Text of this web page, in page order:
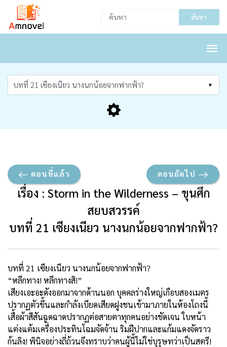
ค้นหา
ตอนที่แล้ว ตอนถัดไป
เรื่อง : Storm in the Wilderness – ขุนศึก
สยบสวรรค์
บทที่ 21 เซียงเนียว นางนกน้อยจากฟากฟ้า?
บทที่ 21 เซียงเนียว นางนกน้อยจากฟากฟ้า?
“หลีกทาง! หลีกทางสิ!”
เสียงเอะอะดังออกมาจากด้านนอก บุคคลร่างใหญ่เกือบสองเมตร
ปรากฏตัวขึ้นและกำลังเบียดเสียดฝูงชนเข้ามาภายในห้องโถงนี้
เสื้อผ้าสีสันฉูดฉาดปรากฏต่อสายตาทุกคนอย่างชัดเจน ใบหน้า
แต่งแต้มเครื่องประทินโฉมจัดจ้าน ริมฝีปากและแก้มแดงจัดราว
ก้นลิง! พินิจอย่างถี่ถ้วนจึงทราบว่าคนผู้นี้ไม่ใช่บุรุษทว่าเป็นสตรี!